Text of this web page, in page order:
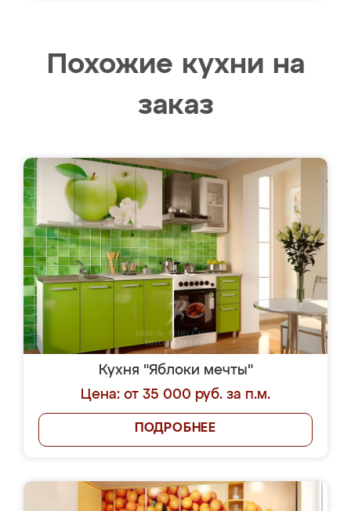
Похожие кухни на
заказ
Кухня "Яблоки мечты"
Цена: от 35 000 руб. за п.м.
ПОДРОБНЕЕ